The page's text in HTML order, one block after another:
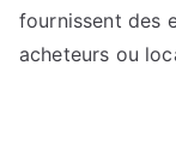
fournissent des
acheteurs ou